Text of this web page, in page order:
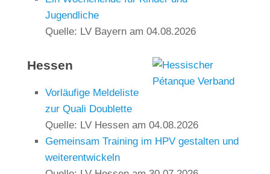
Jugendliche
Quelle: LV Bayern am 04.08.2026
Hessen
Vorläufige Meldeliste
zur Quali Doublette
Quelle: LV Hessen am 04.08.2026
Gemeinsam Training im HPV gestalten und
weiterentwickeln